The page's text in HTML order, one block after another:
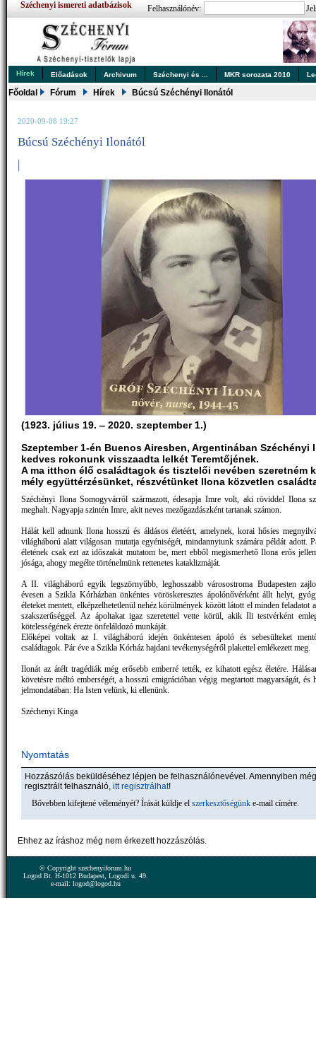
Széchenyi ismereti adatbázisok Felhasználónév:
Hírek Előadások Archivum Széchenyi és ... MKR sorozata 2010
Főoldal Fórum Hírek Búcsú Széchényi Ilonától
2020-09-08 19:27
Búcsú Széchényi Ilonától
|
(1923. július 19. ‒ 2020. szeptember 1.)
Szeptember 1-én Buenos Airesben, Argentinában Széchényi
kedves rokonunk visszaadta lelkét Teremtőjének.
A ma itthon élő családtagok és tisztelői nevében szeretném
mély együttérzésünket, részvétünket Ilona közvetlen
Széchényi Ilona Somogyvárról származott, édesapja Imre volt, aki röviddel Ilona
meghalt. Nagyapja szintén Imre, akit neves mezőgazdászként tartanak számon.
Hálát kell adnunk Ilona hosszú és áldásos életéért, amelynek, korai hősies
világháború alatt világosan mutatja egyéniségét, mindannyiunk számára példát adott.
életének csak ezt az időszakát mutatom be, mert ebből megismerhető Ilona erős
jósága, ahogy megélte történelmünk rettenetes kataklizmáját.
A II. világháború egyik legszörnyűbb, leghosszabb városostroma Budapesten
évesen a Szikla Kórházban önkéntes vöröskeresztes ápolónővérként állt helyt,
életeket mentett, elképzelhetetlenül nehéz körülmények között látott el minden feladatot
szakszerűséggel. Az ápoltakat igaz szeretettel vette körül, akik Ili testvérként
kötelességének érezte önfeláldozó munkáját.
Előképei voltak az I. világháború idején önkéntesen ápoló és sebesülteket
családtagok. Pár éve a Szikla Kórház hajdani tevékenységéről plakettel emlékezett meg.
Ilonát az átélt tragédiák még erősebb emberré tették, ez kihatott egész életére.
követésre méltó emberségét, a hosszú emigrációban végig megtartott magyarságát, és
jelmondatában: Ha Isten velünk, ki ellenünk.
Széchenyi Kinga
Nyomtatás
Hozzászólás beküldéséhez lépjen be felhasználónevével. Amennyiben
regisztrált felhasználó, itt regisztrálhat!
Bővebben kifejtené véleményét? Írását küldje el szerkesztőségünk e-mail címére.
Ehhez az íráshoz még nem érkezett hozzászólás.
© Copyright szechenyiforum.hu
Logod Bt. H-1012 Budapest, Logodi u. 49.
e-mail: logod@logod.hu